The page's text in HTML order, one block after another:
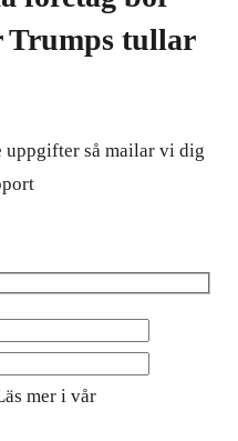
Trumps tullar
så mailar vi dig
mer i vår